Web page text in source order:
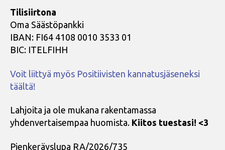
Tilisiirtona
Oma Säästöpankki
IBAN: FI64 4108 0010 3533 01
BIC: ITELFIHH
Voit liittyä myös Positiivisten kannatusjäseneksi
täältä!
Lahjoita ja ole mukana rakentamassa
yhdenvertaisempaa huomista. Kiitos tuestasi! <3
Pienkeräyslupa RA/2026/735